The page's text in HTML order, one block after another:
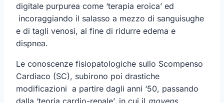
digitale purpurea come ‘terapia eroica’ ed
incoraggiando il salasso a mezzo di sanguisughe
e di tagli venosi, al fine di ridurre edema e
dispnea.
Le conoscenze fisiopatologiche sullo Scompenso
Cardiaco (SC), subirono poi drastiche
modificazioni a partire dagli anni ‘50, passando
dalla ‘teoria cardio-renale’, in cui il movens